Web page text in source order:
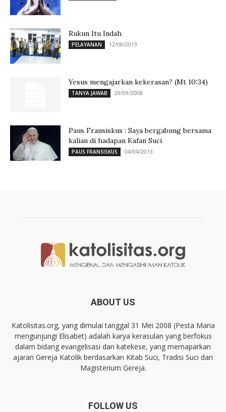
Rukun Itu Indah
PELAYANAN 12/08/2013
Yesus mengajarkan kekerasan? (Mt 10:34)
TANYA JAWAB 29/09/2008
Paus Fransiskus : Saya bergabung bersama
kalian di hadapan Kafan Suci
PAUS FRANSISKUS 04/04/2013
ABOUT US
Katolisitas.org, yang dimulai tanggal 31 Mei 2008 (Pesta Maria
mengunjungi Elisabet) adalah karya kerasulan yang berfokus
dalam bidang evangelisasi dan katekese, yang memaparkan
ajaran Gereja Katolik berdasarkan Kitab Suci, Tradisi Suci dan
Magisterium Gereja.
FOLLOW US